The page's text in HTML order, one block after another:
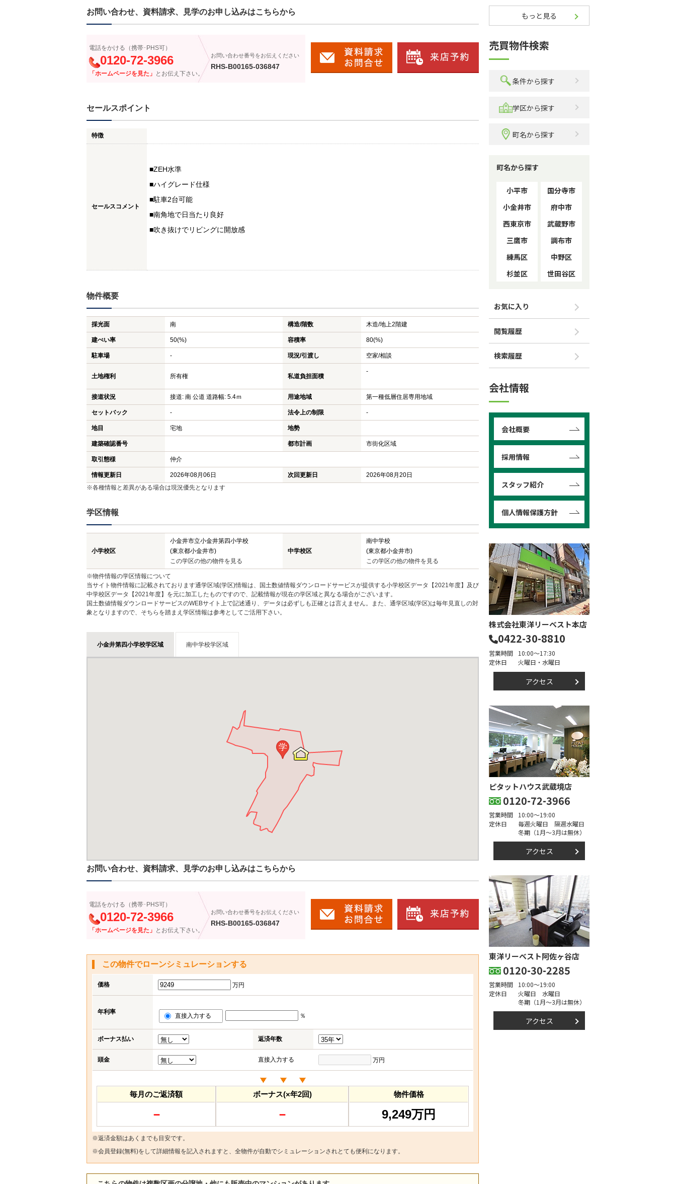
お問い合わせ、資料請求、見学のお申し込みはこちらから
電話をかける（携帯･PHS可）
0120-72-3966
「ホームページを見た」 とお伝え下さい。
お問い合わせ番号をお伝えください
RHS-B00165-036847
セールスポイント
特徴
セールスコメント
■ZEH水準
■ハイグレード仕様
■駐車2台可能
■南角地で日当たり良好
■吹き抜けでリビングに開放感
物件概要
採光面 南 構造/階数 木造/地上2階建
建ぺい率 50(%) 容積率 80(%)
駐車場 - 現況/引渡し 空家/相談
土地権利 所有権 私道負担面積
-
接道状況 接道: 南 公道 道路幅: 5.4ｍ 用途地域 第一種低層住居専用地域
セットバック - 法令上の制限 -
地目 宅地 地勢
建築確認番号 都市計画 市街化区域
取引態様 仲介
情報更新日 2026年08月06日 次回更新日
2026年08月20日
※各種情報と差異がある場合は現況優先となります
学区情報
小学校区
小金井市立小金井第四小学校
(東京都小金井市)
この学区の他の物件を見る
中学校区
南中学校
(東京都小金井市)
この学区の他の物件を見る
※物件情報の学区情報について
当サイト物件情報に記載されております通学区域(学区)情報は、国土数値情報ダウンロードサービスが提供する小学校区データ【2021年度】及び
中学校区データ【2021年度】を元に加工したものですので、記載情報が現在の学区域と異なる場合がございます。
国土数値情報ダウンロードサービスのWEBサイト上で記述通り、データは必ずしも正確とは言えません。また、通学区域(学区)は毎年見直しの対
象となりますので、そちらを踏まえ学区情報は参考としてご活用下さい。
小金井第四小学校学区域 南中学校学区域
学
お問い合わせ、資料請求、見学のお申し込みはこちらから
電話をかける（携帯･PHS可）
0120-72-3966
「ホームページを見た」 とお伝え下さい。
お問い合わせ番号をお伝えください
RHS-B00165-036847
この物件でローンシミュレーションする
価格 万円
年利率
直接入力する ％
ボーナス払い 返済年数
頭金 直接入力する 万円
毎月のご返済額
－
ボーナス(×年2回)
－
物件価格
9,249万円
※返済金額はあくまでも目安です。
※会員登録(無料)をして詳細情報を記入されますと、全物件が自動でシミュレーションされとても便利になります。
もっと見る
売買物件検索
条件から探す
学区から探す
町名から探す
町名から探す
小平市
国分寺市
小金井市
府中市
西東京市
武蔵野市
三鷹市
調布市
練馬区
中野区
杉並区
世田谷区
お気に入り
閲覧履歴
検索履歴
会社情報
会社概要
採用情報
スタッフ紹介
個人情報保護方針
株式会社東洋リーベスト本店
0422-30-8810
営業時間
10:00～17:30
定休日
火曜日・水曜日
アクセス
ピタットハウス武蔵境店
0120-72-3966
営業時間
10:00～19:00
定休日
毎週火曜日 隔週水曜日
冬期（1月～3月は無休）
アクセス
東洋リーベスト阿佐ヶ谷店
0120-30-2285
営業時間
10:00～19:00
定休日
火曜日 水曜日
冬期（1月～3月は無休）
アクセス